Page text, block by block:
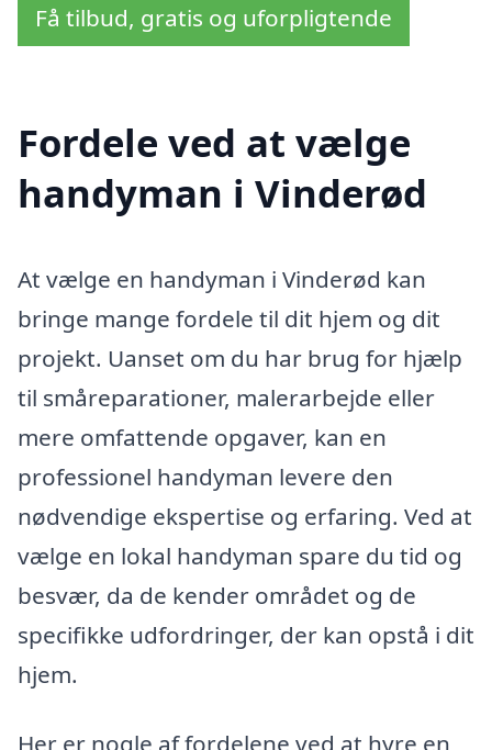
Få tilbud, gratis og uforpligtende
Fordele ved at vælge
handyman i Vinderød
At vælge en handyman i Vinderød kan
bringe mange fordele til dit hjem og dit
projekt. Uanset om du har brug for hjælp
til småreparationer, malerarbejde eller
mere omfattende opgaver, kan en
professionel handyman levere den
nødvendige ekspertise og erfaring. Ved at
vælge en lokal handyman spare du tid og
besvær, da de kender området og de
specifikke udfordringer, der kan opstå i dit
hjem.
Her er nogle af fordelene ved at hyre en